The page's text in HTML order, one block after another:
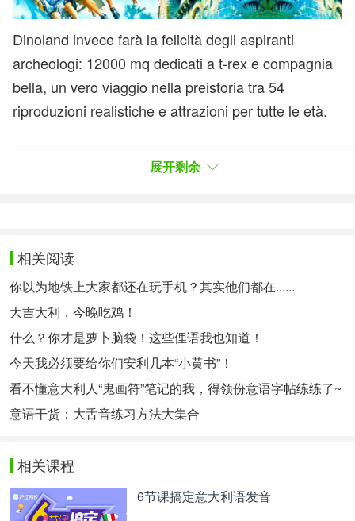
Dinoland invece farà la felicità degli aspiranti
archeologi: 12000 mq dedicati a t-rex e compagnia
bella, un vero viaggio nella preistoria tra 54
riproduzioni realistiche e attrazioni per tutte le età.
velocità (adolescenti e adulti): hai sempre sognato
1.2万平方米，专门展示霸王龙等恐龙，有 54个适合
所有年龄段的逼真的复制品和娱乐项目，真正了解史
前历史。Desmo Race适合热衷于速度的青少年和成
人：你是否一直梦想着驾驶两轮车以极快的速度疾
驰？在这里你可以实现！
No.3 Movieland Park
电影公园
bambini e ragazzi? Potrebbe essere una bellissima
idea portarlo a Movieland Park, il parco divertimenti
展开剩余
相关阅读
你以为地铁上大家都还在玩手机？其实他们都在......
大吉大利，今晚吃鸡！
什么？你才是萝卜脑袋！这些俚语我也知道！
今天我必须要给你们安利几本“小黄书”！
看不懂意大利人“鬼画符”笔记的我，得领份意语字帖练练了~
意语干货：大舌音练习方法大集合
相关课程
6节课搞定意大利语发音